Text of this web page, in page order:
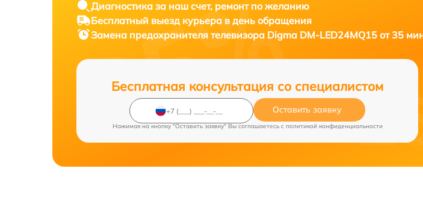
Диагностика за наш счет, ремонт по желанию
Бесплатный выезд курьера в день обращения
Замена предохранителя телевизора Digma DM-LED24MQ15 от 35
Бесплатная консультация со специалистом
Оставить заявку
Нажимая на кнопку "Оставить заявку" Вы соглашаетесь c политикой конфиденциальности